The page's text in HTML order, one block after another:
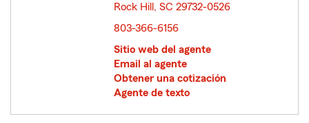
Rock Hill, SC 29732-0526
803-366-6156
Sitio web del agente
Email al agente
Obtener una cotización
Agente de texto